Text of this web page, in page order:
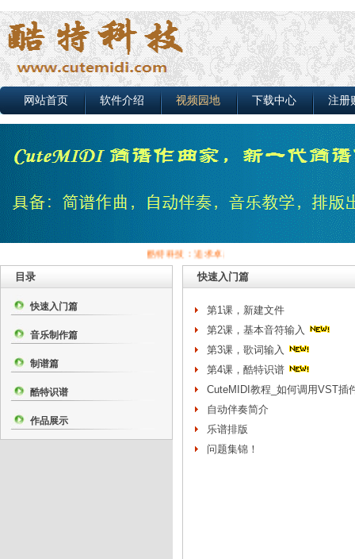
网站首页 软件介绍 视频园地 下载中心 注册
酷特科技：追求卓越品质，打造最强音乐制作软件...
目录
快速入门篇
音乐制作篇
制谱篇
酷特识谱
作品展示
快速入门篇
第1课，新建文件
第2课，基本音符输入
第3课，歌词输入
第4课，酷特识谱
CuteMIDI教程_如何调用VST插
自动伴奏简介
乐谱排版
问题集锦！